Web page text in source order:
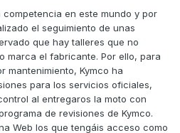
competencia en este mundo y por
el seguimiento de unas
que hay talleres que no
marca el fabricante. Por ello, para
mantenimiento, Kymco ha
para los servicios oficiales,
al entregaros la moto con
de revisiones de Kymco.
Web los que tengáis acceso como